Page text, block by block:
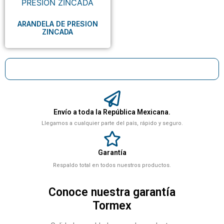
Envío a toda la República Mexicana.
Llegamos a cualquier parte del país, rápido y seguro.
Garantía
Respaldo total en todos nuestros productos.
Conoce nuestra garantía
Tormex
ARANDELA DE PRESION
ZINCADA